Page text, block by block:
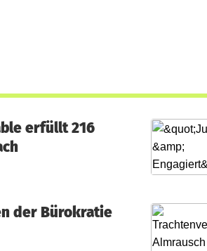
erfüllt 216
der Bürokratie